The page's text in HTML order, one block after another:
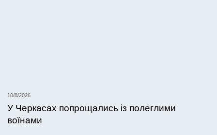
10/8/2026
У Черкасах попрощались із полеглими
воїнами